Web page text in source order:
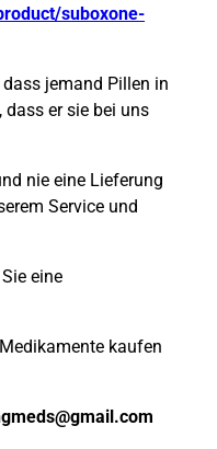
suboxone-
jemand Pillen in
dass er sie bei uns
nie eine Lieferung
Service und
eine
kaufen